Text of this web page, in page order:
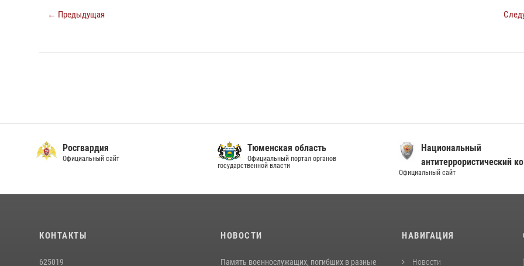
← Предыдущая
Росгвардия
Официальный сайт
Тюменская область
Официальный портал органов
государственной власти
Национальный
антитеррористический
Официальный сайт
КОНТАКТЫ
625019
НОВОСТИ
Память военнослужащих, погибших в разные
НАВИГАЦИЯ
Новости